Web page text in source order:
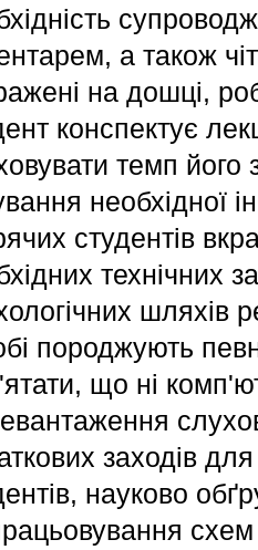
а також
на дошці,
конспектує
темп його
необхідної
студентів
технічних
шляхів
породжують
що ні
заходів
науково
схем